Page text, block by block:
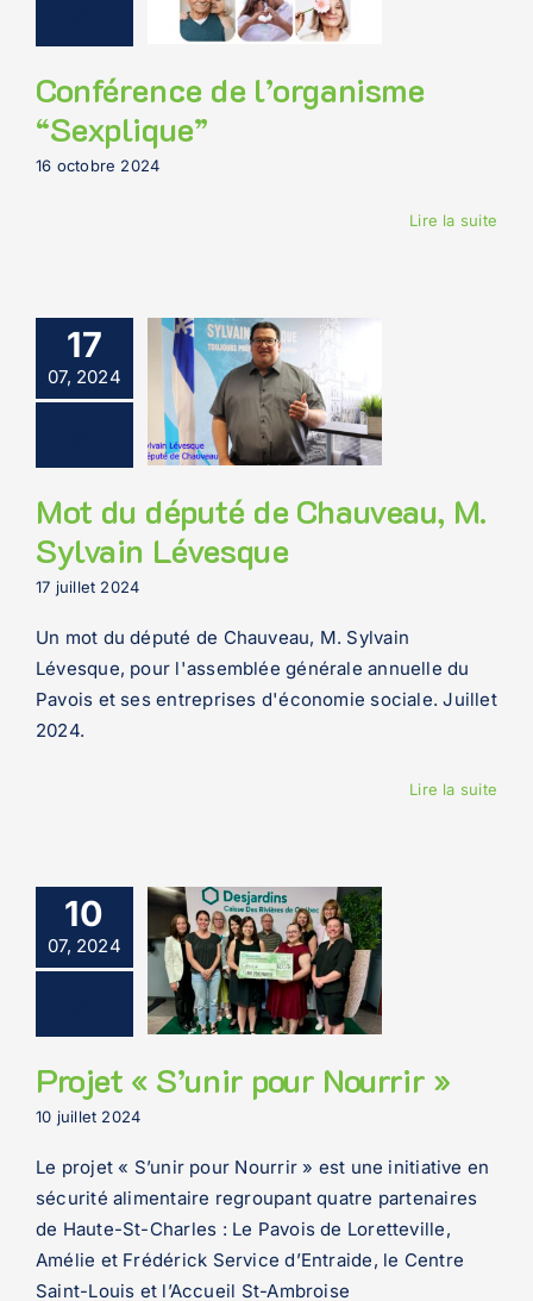
Conférence de l’organisme
“Sexplique”
16 octobre 2024
Lire la suite
17
07, 2024
Mot du député de Chauveau, M.
Sylvain Lévesque
17 juillet 2024
Un mot du député de Chauveau, M. Sylvain
Lévesque, pour l'assemblée générale annuelle du
Pavois et ses entreprises d'économie sociale. Juillet
2024.
Lire la suite
10
07, 2024
Projet « S’unir pour Nourrir »
10 juillet 2024
Le projet « S’unir pour Nourrir » est une initiative en
sécurité alimentaire regroupant quatre partenaires
de Haute-St-Charles : Le Pavois de Loretteville,
Amélie et Frédérick Service d’Entraide, le Centre
Saint-Louis et l’Accueil St-Ambroise